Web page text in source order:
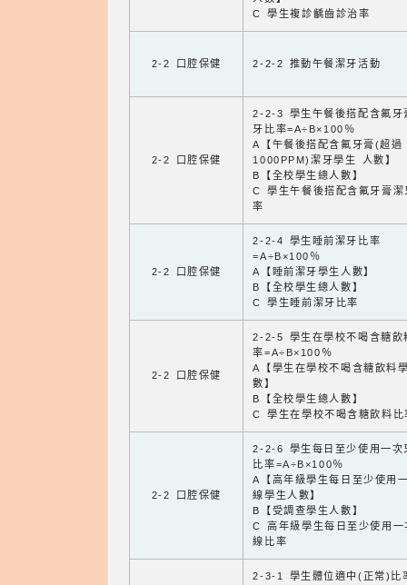
C 學生複診齲齒診治率
2-2 口腔保健 2-2-2 推動午餐潔牙活動
2-2 口腔保健
2-2-3 學生午餐後搭配含氟牙
牙比率=A÷B×100％
A【午餐後搭配含氟牙膏(超過
1000PPM)潔牙學生 人數】
B【全校學生總人數】
C 學生午餐後搭配含氟牙膏潔
率
2-2 口腔保健
2-2-4 學生睡前潔牙比率
=A÷B×100％
A【睡前潔牙學生人數】
B【全校學生總人數】
C 學生睡前潔牙比率
2-2 口腔保健
2-2-5 學生在學校不喝含糖飲
率=A÷B×100％
A【學生在學校不喝含糖飲料
數】
B【全校學生總人數】
C 學生在學校不喝含糖飲料比
2-2 口腔保健
2-2-6 學生每日至少使用一次
比率=A÷B×100％
A【高年級學生每日至少使用
線學生人數】
B【受調查學生人數】
C 高年級學生每日至少使用一
線比率
2-3-1 學生體位適中(正常)比